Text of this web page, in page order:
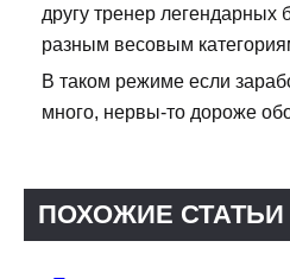
другу тренер легендарных
разным весовым
В таком режиме если
много, нервы-то дороже
ПОХОЖИЕ СТАТЬИ